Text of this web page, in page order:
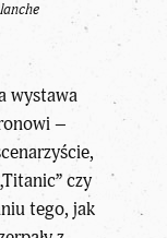
wystawa
–
czy
tego, jak